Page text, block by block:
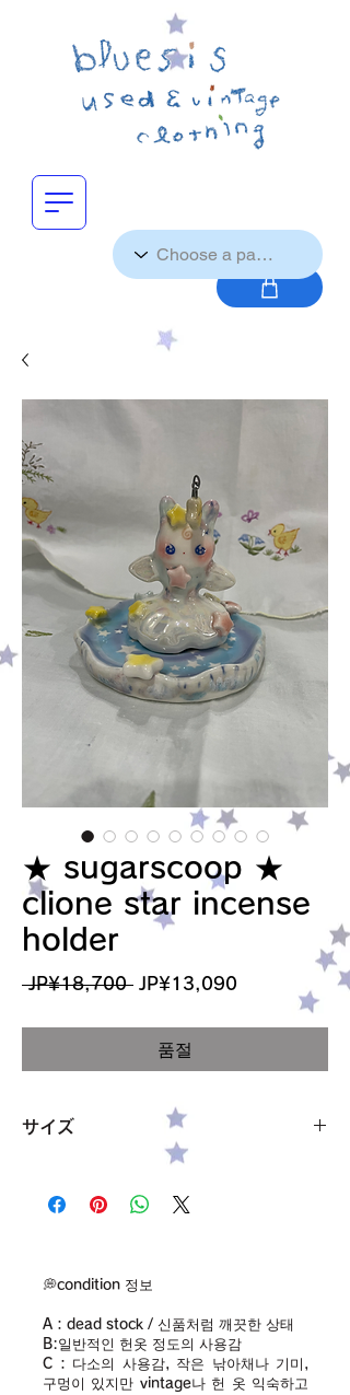
★ sugarscoop ★
clione star incense
holder
JP¥18,700 일JP¥13,090
품절
サイズ
奥行き 11.5cm
※一つ一つ手作りのセラミック（陶器）作品
高いところから落としたりぶつけたりしない
ようにお願いします。
💭condition 정보
A：dead stock / 신품처럼 깨끗한 상태
B:일반적인 헌옷 정도의 사용감
C：다소의 사용감, 작은 낚아채나 기미,
구멍이 있지만 vintage나 헌 옷 익숙하고